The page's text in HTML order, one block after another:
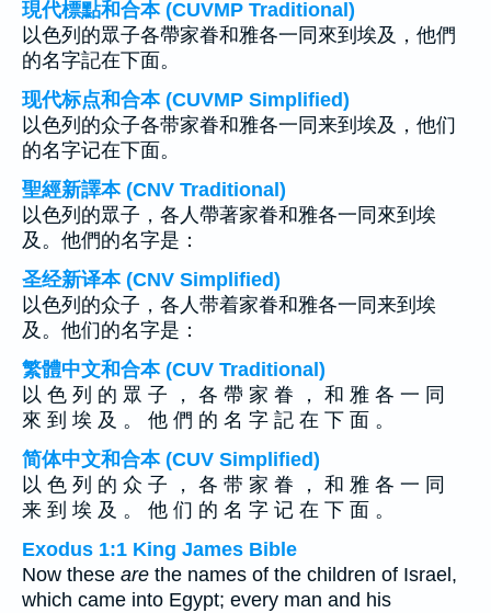
現代標點和合本 (CUVMP Traditional)
以色列的眾子各帶家眷和雅各一同來到埃及，他們
的名字記在下面。
现代标点和合本 (CUVMP Simplified)
以色列的众子各带家眷和雅各一同来到埃及，他们
的名字记在下面。
聖經新譯本 (CNV Traditional)
以色列的眾子，各人帶著家眷和雅各一同來到埃
及。他們的名字是：
圣经新译本 (CNV Simplified)
以色列的众子，各人带着家眷和雅各一同来到埃
及。他们的名字是：
繁體中文和合本 (CUV Traditional)
以 色 列 的 眾 子 ， 各 帶 家 眷 ， 和 雅 各 一 同
來 到 埃 及 。 他 們 的 名 字 記 在 下 面 。
简体中文和合本 (CUV Simplified)
以 色 列 的 众 子 ， 各 带 家 眷 ， 和 雅 各 一 同
来 到 埃 及 。 他 们 的 名 字 记 在 下 面 。
Exodus 1:1 King James Bible
Now these are the names of the children of Israel,
which came into Egypt; every man and his